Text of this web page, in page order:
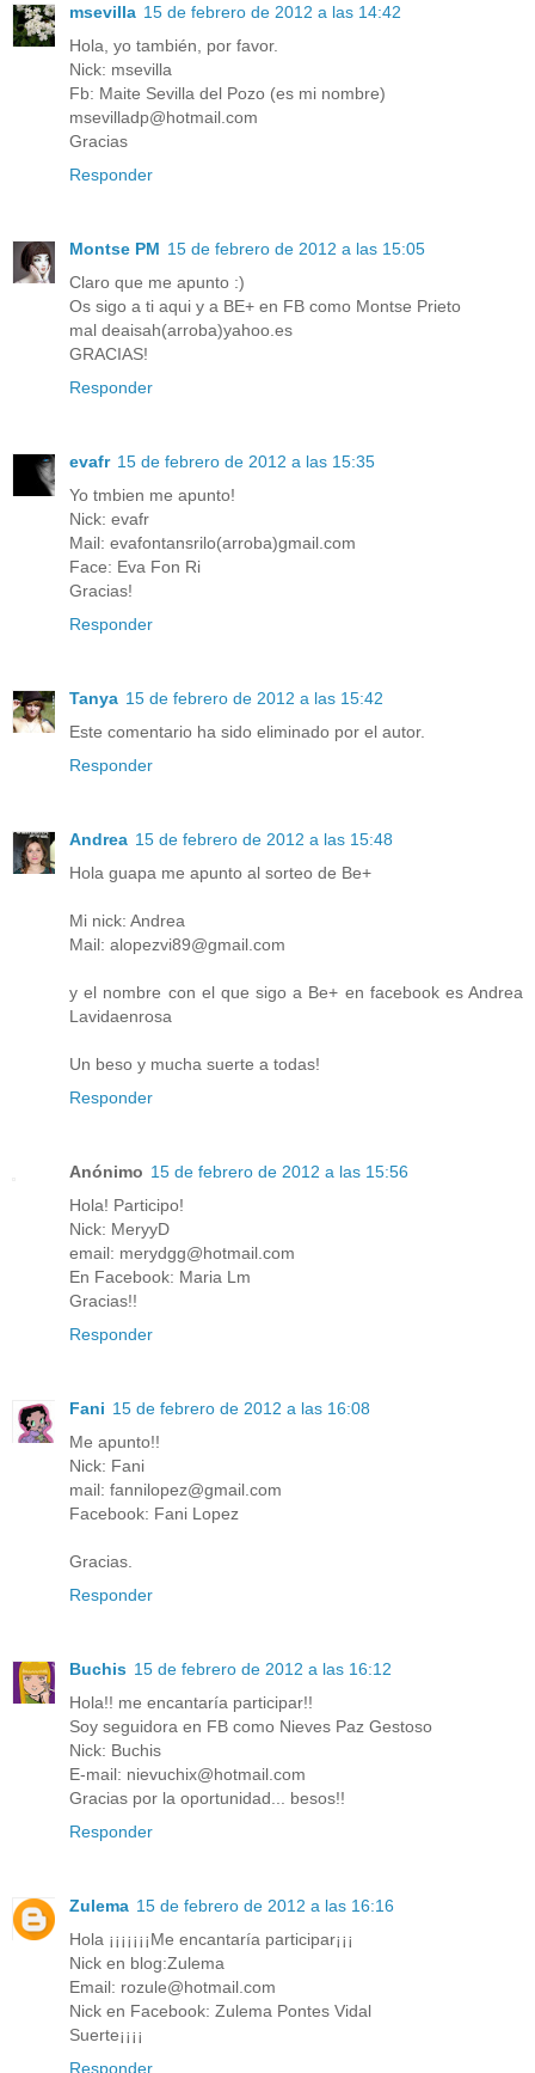
msevilla 15 de febrero de 2012 a las 14:42
Hola, yo también, por favor.
Nick: msevilla
Fb: Maite Sevilla del Pozo (es mi nombre)
msevilladp@hotmail.com
Gracias
Responder
Montse PM 15 de febrero de 2012 a las 15:05
Claro que me apunto :)
Os sigo a ti aqui y a BE+ en FB como Montse Prieto
mal deaisah(arroba)yahoo.es
GRACIAS!
Responder
evafr 15 de febrero de 2012 a las 15:35
Yo tmbien me apunto!
Nick: evafr
Mail: evafontansrilo(arroba)gmail.com
Face: Eva Fon Ri
Gracias!
Responder
Tanya 15 de febrero de 2012 a las 15:42
Este comentario ha sido eliminado por el autor.
Responder
Andrea 15 de febrero de 2012 a las 15:48
Hola guapa me apunto al sorteo de Be+
Mi nick: Andrea
Mail: alopezvi89@gmail.com
y el nombre con el que sigo a Be+ en facebook es Andrea
Lavidaenrosa
Un beso y mucha suerte a todas!
Responder
Anónimo 15 de febrero de 2012 a las 15:56
Hola! Participo!
Nick: MeryyD
email: merydgg@hotmail.com
En Facebook: Maria Lm
Gracias!!
Responder
Fani 15 de febrero de 2012 a las 16:08
Me apunto!!
Nick: Fani
mail: fannilopez@gmail.com
Facebook: Fani Lopez
Gracias.
Responder
Buchis 15 de febrero de 2012 a las 16:12
Hola!! me encantaría participar!!
Soy seguidora en FB como Nieves Paz Gestoso
Nick: Buchis
E-mail: nievuchix@hotmail.com
Gracias por la oportunidad... besos!!
Responder
Zulema 15 de febrero de 2012 a las 16:16
Hola ¡¡¡¡¡¡¡Me encantaría participar¡¡¡
Nick en blog:Zulema
Email: rozule@hotmail.com
Nick en Facebook: Zulema Pontes Vidal
Suerte¡¡¡¡
Responder